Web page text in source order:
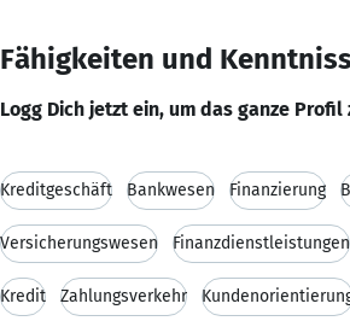
Fähigkeiten und
Logg Dich jetzt ein, um das ganze Profil
Kreditgeschäft Bankwesen Finanzierung
Versicherungswesen Finanzdienstleistungen
Kredit Zahlungsverkehr